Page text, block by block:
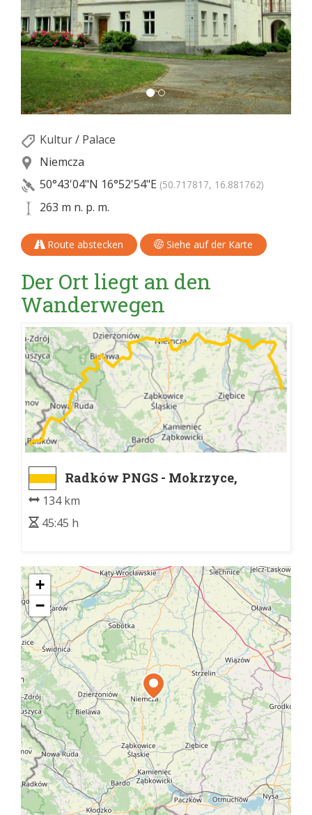
Kultur/ Palace
Niemcza
50°43'04"N 16°52'54"E (50.717817, 16.881762)
263 m n. p. m.
Route abstecken Siehe auf der Karte
Der Ort liegt an den
Wanderwegen
Radków PNGS - Mokrzyce,
134 km
45:45 h
+
−